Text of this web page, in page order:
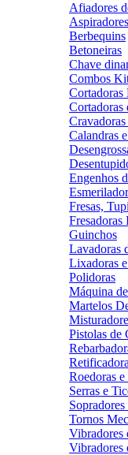
Afiadores
Aspiradores
Berbequins
Betoneiras
Chave
Combos
Cortadoras
Cortadoras
Cravadoras
Calandras
Engenhos
Fresas,
Fresadoras
Guinchos
Lavadoras
Lixadoras
Polidoras
Máquina
Martelos
Pistolas de
Roedoras e
Serras e
Tornos
Vibradores
Vibradores